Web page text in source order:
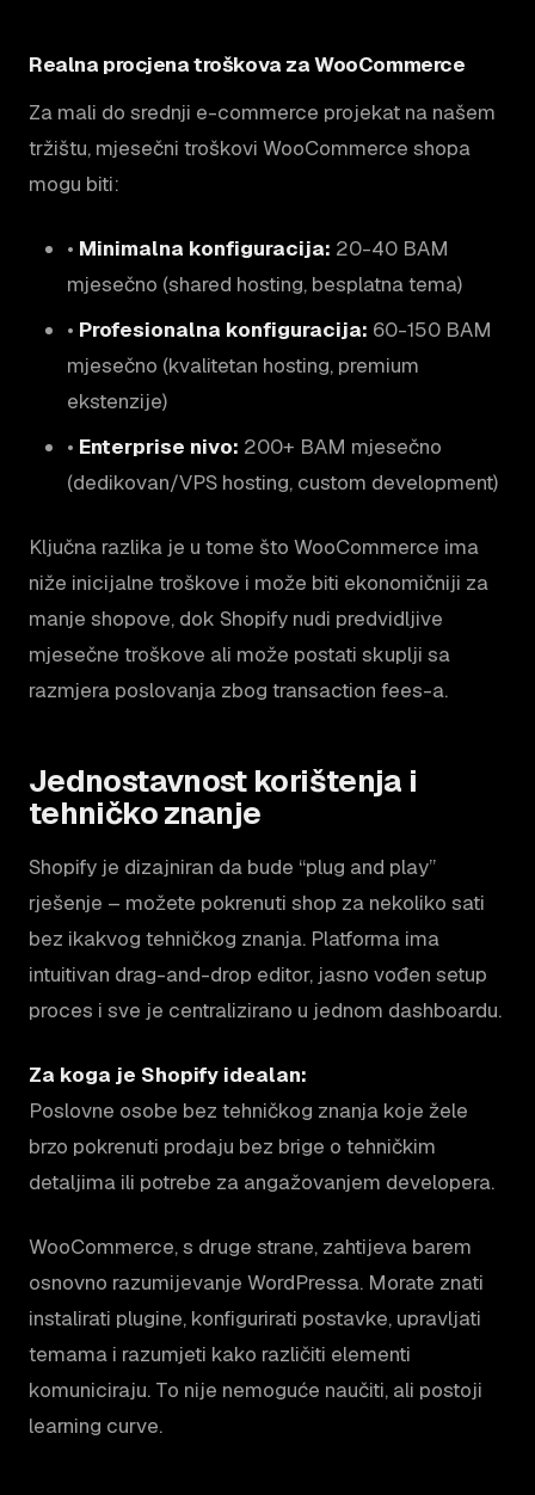
Realna procjena troškova za WooCommerce
Za mali do srednji e-commerce projekat na našem
tržištu, mjesečni troškovi WooCommerce shopa
mogu biti:
• Minimalna konfiguracija: 20-40 BAM
mjesečno (shared hosting, besplatna tema)
• Profesionalna konfiguracija: 60-150 BAM
mjesečno (kvalitetan hosting, premium
ekstenzije)
• Enterprise nivo: 200+ BAM mjesečno
(dedikovan/VPS hosting, custom development)
Ključna razlika je u tome što WooCommerce ima
niže inicijalne troškove i može biti ekonomičniji za
manje shopove, dok Shopify nudi predvidljive
mjesečne troškove ali može postati skuplji sa
razmjera poslovanja zbog transaction fees-a.
Jednostavnost korištenja i
tehničko znanje
Shopify je dizajniran da bude “plug and play”
rješenje – možete pokrenuti shop za nekoliko sati
bez ikakvog tehničkog znanja. Platforma ima
intuitivan drag-and-drop editor, jasno vođen setup
proces i sve je centralizirano u jednom dashboardu.
Za koga je Shopify idealan:
Poslovne osobe bez tehničkog znanja koje žele
brzo pokrenuti prodaju bez brige o tehničkim
detaljima ili potrebe za angažovanjem developera.
WooCommerce, s druge strane, zahtijeva barem
osnovno razumijevanje WordPressa. Morate znati
instalirati plugine, konfigurirati postavke, upravljati
temama i razumjeti kako različiti elementi
komuniciraju. To nije nemoguće naučiti, ali postoji
learning curve.